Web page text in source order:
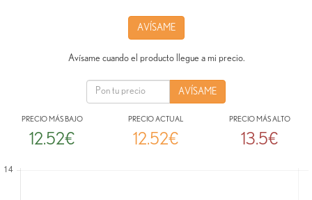
AVÍSAME
Avísame cuando el producto llegue a mi precio.
PRECIO MÁS BAJO
12.52€
PRECIO ACTUAL
12.52€
PRECIO MÁS ALTO
13.5€